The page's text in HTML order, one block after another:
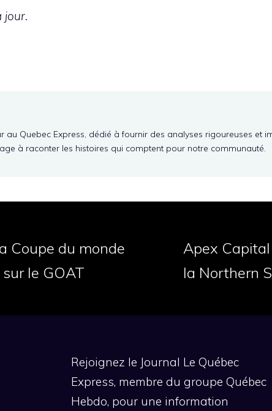
jour.
au Quebec Express, dédié à fournir des analyses rigoureuses et
à raconter les histoires qui comptent pour notre communauté.
Coupe du monde
le GOAT
Apex
la Northern
Rejoignez le Journal Le Québec
Express, membre du groupe Québec
Hebdo, pour une information